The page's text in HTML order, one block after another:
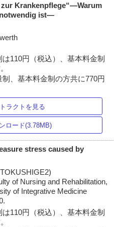
Krankenpflege“―Warum
ist―
110円（税込）、基本料金制
、基本料金制の方共に770円
ラクトを見る
ロード(3.78MB)
stress caused by
of Nursing and Rehabilitation,
of Integrative Medicine
110円（税込）、基本料金制